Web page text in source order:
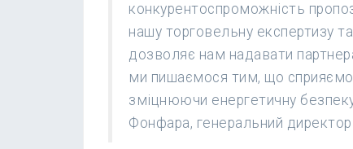
конкурентоспроможність
нашу торговельну експертизу
дозволяє нам надавати
ми пишаємося тим, що сприяємо
зміцнюючи енергетичну
Фонфара, генеральний директор